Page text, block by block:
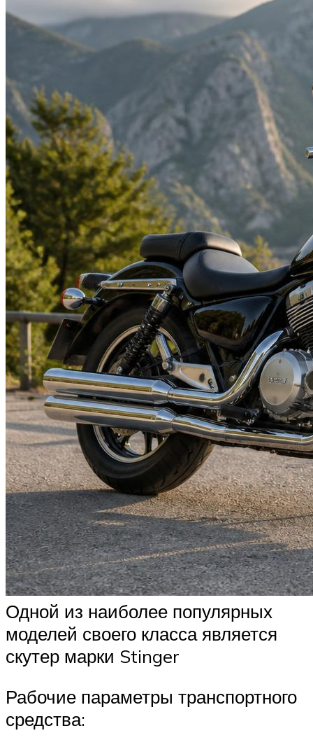
Одной из наиболее популярных
моделей своего класса является
скутер марки Stinger
Рабочие параметры транспортного
средства: